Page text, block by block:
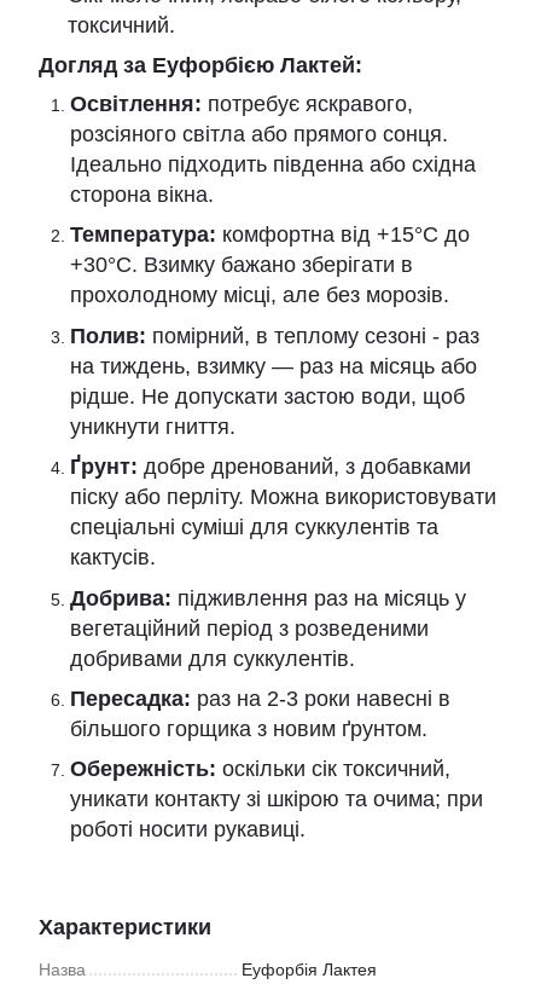
токсичний.
Догляд за Еуфорбією Лактей:
Освітлення: потребує яскравого,
розсіяного світла або прямого сонця.
Ідеально підходить південна або східна
сторона вікна.
Температура: комфортна від +15°C до
+30°C. Взимку бажано зберігати в
прохолодному місці, але без морозів.
Полив: помірний, в теплому сезоні - раз
на тиждень, взимку — раз на місяць або
рідше. Не допускати застою води, щоб
уникнути гниття.
Ґрунт: добре дренований, з добавками
піску або перліту. Можна використовувати
спеціальні суміші для суккулентів та
кактусів.
Добрива: підживлення раз на місяць у
вегетаційний період з розведеними
добривами для суккулентів.
Пересадка: раз на 2-3 роки навесні в
більшого горщика з новим ґрунтом.
Обережність: оскільки сік токсичний,
уникати контакту зі шкірою та очима; при
роботі носити рукавиці.
Характеристики
Назва Еуфорбія Лактея